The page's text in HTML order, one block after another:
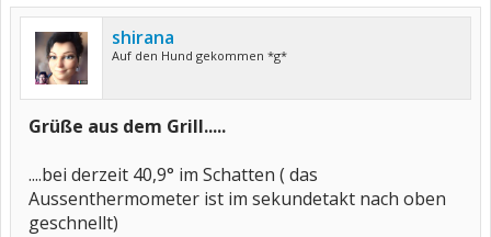
shirana
Auf den Hund gekommen *g*
Grüße aus dem Grill.....
....bei derzeit 40,9° im Schatten ( das
Aussenthermometer ist im sekundetakt nach oben
geschnellt)